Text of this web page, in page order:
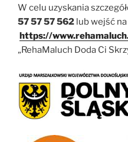
W celu uzyskania
57 57 57 562 lub wejść
https://
„RehaMaluch Doda Ci